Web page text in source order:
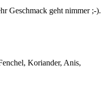
Geschmack geht nimmer ;-).
Koriander, Anis,